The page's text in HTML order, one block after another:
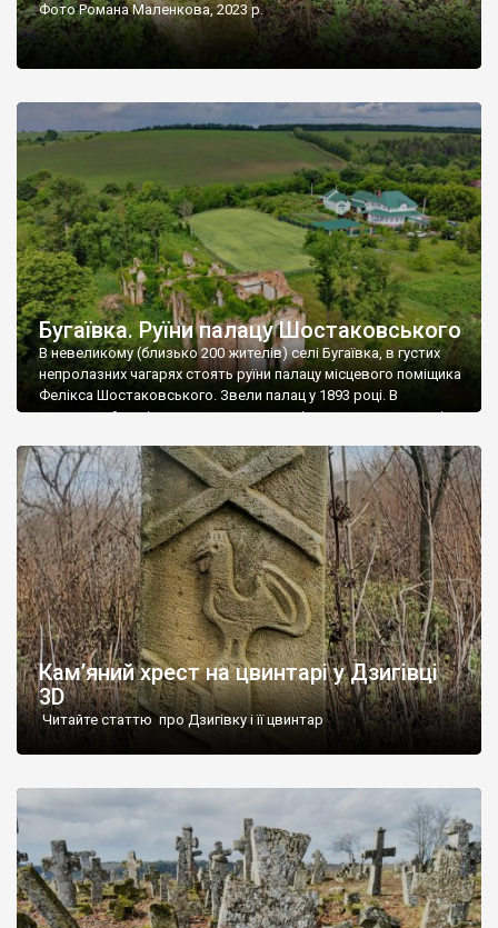
Фото Романа Маленкова, 2023 р.
Бугаївка. Руїни палацу Шостаковського
В невеликому (близько 200 жителів) селі Бугаївка, в густих
непролазних чагарях стоять руїни палацу місцевого поміщика
Фелікса Шостаковського. Звели палац у 1893 році. В
радянський період у ньому спочатку містилася школа, потім
століття тут розмістили туберкульозну лікарню. Коли із
палацу виїхала лікарня – ми точно не […]
Кам’яний хрест на цвинтарі у Дзигівці
3D
Читайте статтю про Дзигівку і її цвинтар